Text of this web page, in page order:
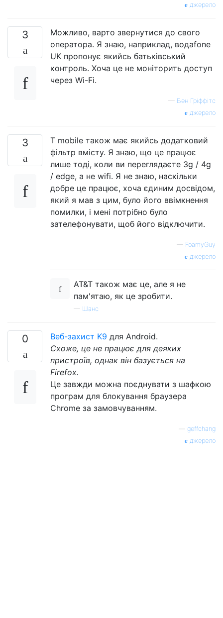
джерело
3
Можливо, варто звернутися до свого
оператора. Я знаю, наприклад, водаfone
UK пропонує якийсь батьківський
контроль. Хоча це не моніторить доступ
через Wi-Fi.
— Бен Гріффітс
джерело
3
T mobile також має якийсь додатковий
фільтр вмісту. Я знаю, що це працює
лише тоді, коли ви переглядаєте 3g / 4g
/ edge, а не wifi. Я не знаю, наскільки
добре це працює, хоча єдиним досвідом,
який я мав з цим, було його ввімкнення
помилки, і мені потрібно було
зателефонувати, щоб його відключити.
— FoamyGuy
джерело
AT&T також має це, але я не
пам'ятаю, як це зробити.
— Шанс
0 Веб-захист K9 для Android.
Схоже, це не працює для деяких
пристроїв, однак він базується на
Firefox.
Це завжди можна поєднувати з шафкою
програм для блокування браузера
Chrome за замовчуванням.
geffchang
джерело